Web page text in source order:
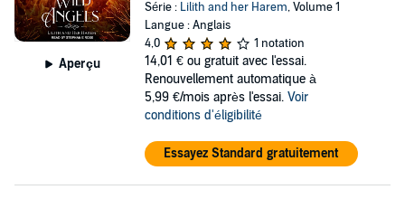
Aperçu
Série : Lilith and her Harem, Volume 1
Langue : Anglais
4,0
1 notation
14,01 € ou gratuit avec l'essai.
Renouvellement automatique à
5,99 €/mois après l'essai. Voir
conditions d'éligibilité
Essayez Standard gratuitement